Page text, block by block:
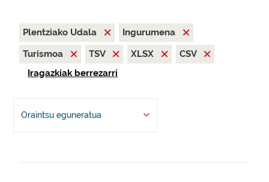
Plentziako Udala
Ingurumena
Turismoa
TSV XLSX
CSV
Iragazkiak berrezarri
Oraintsu eguneratua